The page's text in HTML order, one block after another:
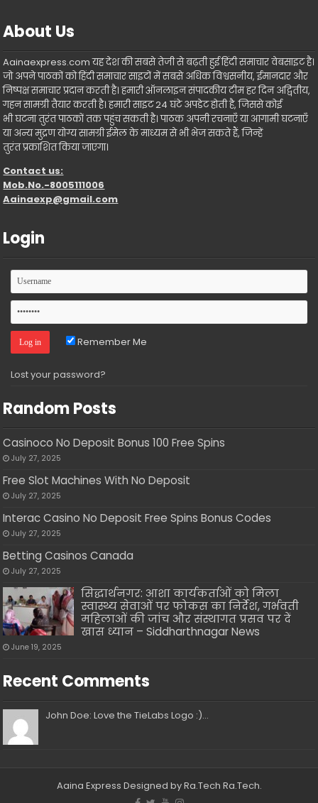
About Us
Aainaexpress.com यह देश की सबसे तेजी से बढ़ती हुई हिंदी समाचार वेबसाइट है।
जो अपने पाठकों को हिंदी समाचार साइटों में सबसे अधिक विश्वसनीय, ईमानदार और
निष्पक्ष समाचार प्रदान करती है। हमारी ऑनलाइन संपादकीय टीम हर दिन अद्वितीय,
गहन सामग्री तैयार करती है। हमारी साइट 24 घंटे अपडेट होती है, जिससे कोई
भी घटना तुरंत पाठकों तक पहुंच सकती है। पाठक अपनी रचनाएँ या आगामी घटनाएँ
या अन्य मुद्रण योग्य सामग्री ईमेल के माध्यम से भी भेज सकते हैं, जिन्हें
तुरंत प्रकाशित किया जाएगा।
Contact us:
Mob.No.-8005111006
Aainaexp@gmail.com
Login
Remember Me
Lost your password?
Random Posts
Casinoco No Deposit Bonus 100 Free Spins
July 27, 2025
Free Slot Machines With No Deposit
July 27, 2025
Interac Casino No Deposit Free Spins Bonus Codes
July 27, 2025
Betting Casinos Canada
July 27, 2025
सिद्धार्थनगर: आशा कार्यकर्ताओं को मिला
स्वास्थ्य सेवाओं पर फोकस का निर्देश, गर्भवती
महिलाओं की जांच और संस्थागत प्रसव पर दें
खास ध्यान – Siddharthnagar News
June 19, 2025
Recent Comments
John Doe: Love the TieLabs Logo :)...
Aaina Express Designed by Ra.Tech Ra.Tech.